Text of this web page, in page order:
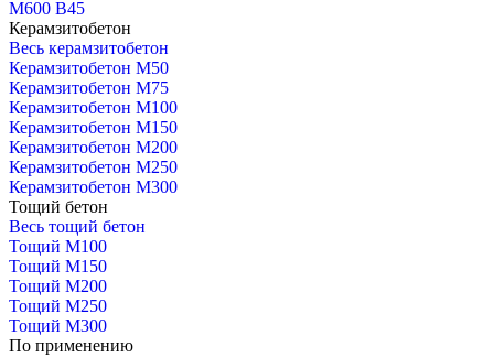
М600 В45
Керамзитобетон
Весь керамзитобетон
Керамзитобетон М50
Керамзитобетон М75
Керамзитобетон М100
Керамзитобетон М150
Керамзитобетон М200
Керамзитобетон М250
Керамзитобетон М300
Тощий бетон
Весь тощий бетон
Тощий М100
Тощий М150
Тощий М200
Тощий М250
Тощий М300
По применению